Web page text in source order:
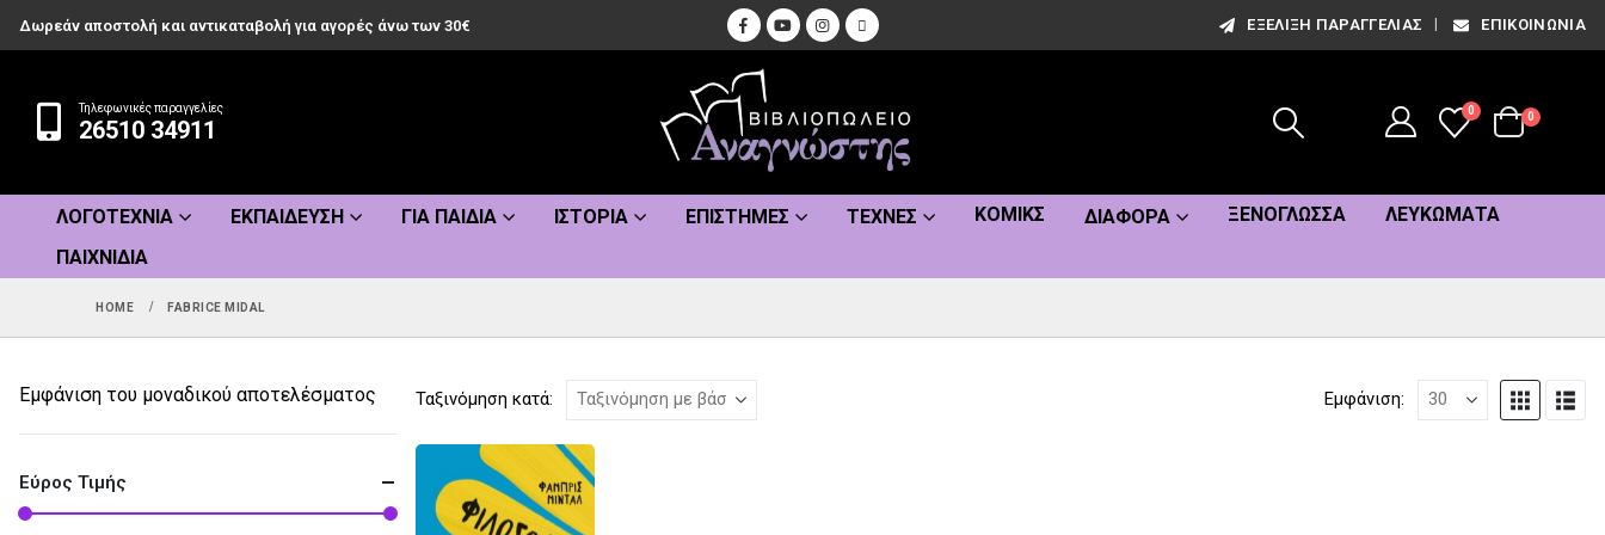
Δωρεάν αποστολή και αντικαταβολή για αγορές άνω των 30€ ΕΞΈΛΙΞΗ ΠΑΡΑΓΓΕΛΊΑΣ ΕΠΙΚΟΙΝΩΝΊΑ
Τηλεφωνικές παραγγελίες
26510 34911
0
0
ΛΟΓΟΤΕΧΝΊΑ ΕΚΠΑΊΔΕΥΣΗ ΓΙΑ ΠΑΙΔΙΆ ΙΣΤΟΡΊΑ ΕΠΙΣΤΉΜΕΣ ΤΈΧΝΕΣ ΚΌΜΙΚΣ ΔΙΆΦΟΡΑ ΞΕΝΌΓΛΩΣΣΑ
ΛΕΥΚΏΜΑΤΑ
ΠΑΙΧΝΊΔΙΑ
HOME FABRICE MIDAL
Ταξινόμηση κατά: Εμφάνιση:
Εμφάνιση του μοναδικού αποτελέσματος
Εύρος Τιμής